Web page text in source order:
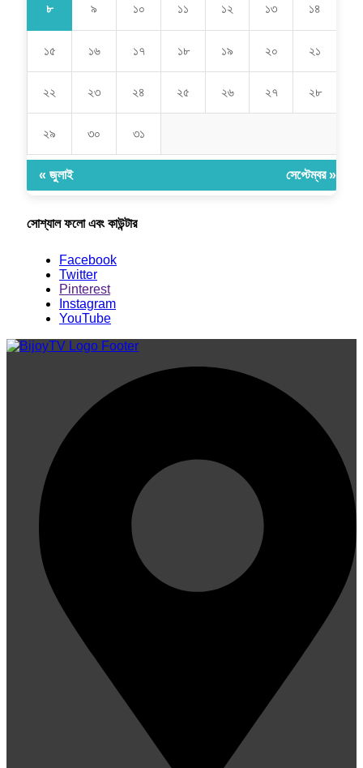
৮ ৯ ১০ ১১ ১২ ১৩ ১৪
১৫ ১৬ ১৭ ১৮ ১৯ ২০ ২১
২২ ২৩ ২৪ ২৫ ২৬ ২৭ ২৮
২৯ ৩০ ৩১
« জুলাই সেপ্টেম্বর »
সোশ্যাল ফলো এবং কাউন্টার
Facebook
Twitter
Pinterest
Instagram
YouTube